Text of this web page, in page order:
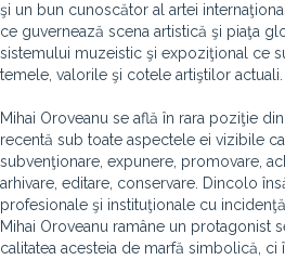
şi un bun cunoscător al artei
ce guvernează scena artistică şi piaţa
sistemului muzeistic şi expoziţional ce
temele, valorile şi cotele artiştilor actuali.
Mihai Oroveanu se află în rara poziţie
recentă sub toate aspectele ei vizibile
subvenţionare, expunere, promovare,
arhivare, editare, conservare. Dincolo
profesionale şi instituţionale cu
Mihai Oroveanu ramâne un protagonist
calitatea acesteia de marfă simbolică, ci